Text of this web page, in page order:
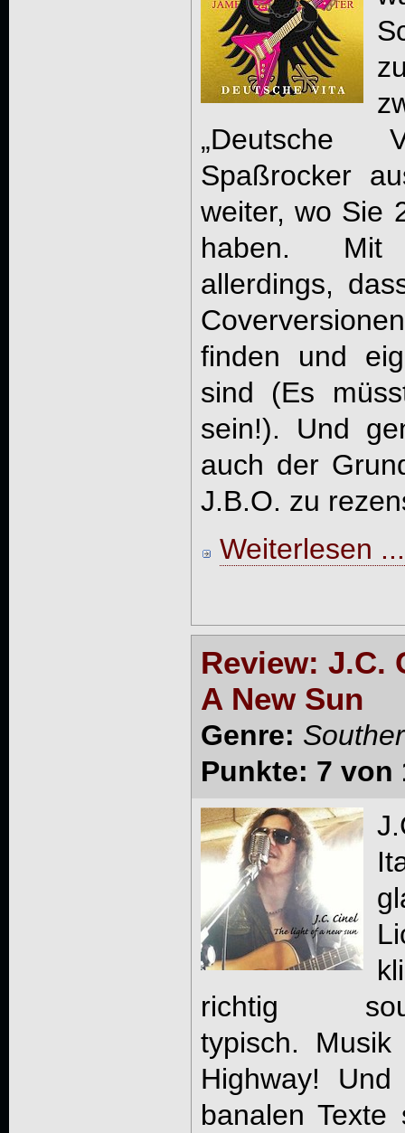
„Deutsche
Spaßrocker
weiter, wo Sie
haben. Mit
allerdings,
finden und
sind (Es
sein!). Und
auch der
J.B.O. zu
Weiterlesen ...
Review: J.C.
A New Sun
Genre:
Punkte: 7 von
richtig
typisch.
Highway!
banalen Texte